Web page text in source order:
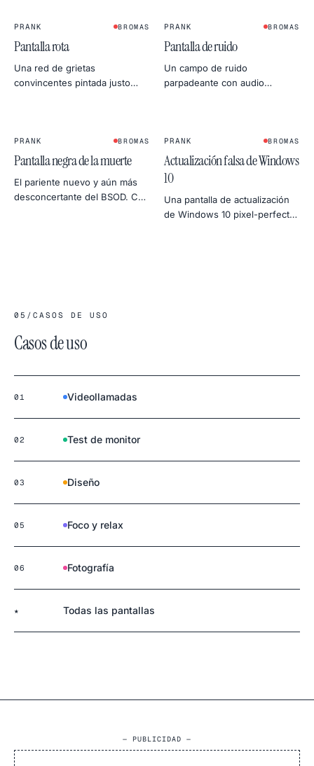
PRANK BROMAS
Pantalla rota
Una red de grietas
convincentes pintada justo
del Día de los Inocentes.
PRANK BROMAS
Pantalla de ruido
Un campo de ruido
parpadeante con audio
más retro.
PRANK BROMAS
Pantalla negra de la muerte
El pariente nuevo y aún más
desconcertante del BSOD. Casi
PRANK BROMAS
Actualización falsa de Windows
10
Una pantalla de actualización
de Windows 10 pixel-perfecta,
05 / CASOS DE USO
Casos de uso
01 Videollamadas
02 Test de monitor
03 Diseño
05 Foco y relax
06 Fotografía
★ Todas las pantallas
— PUBLICIDAD —